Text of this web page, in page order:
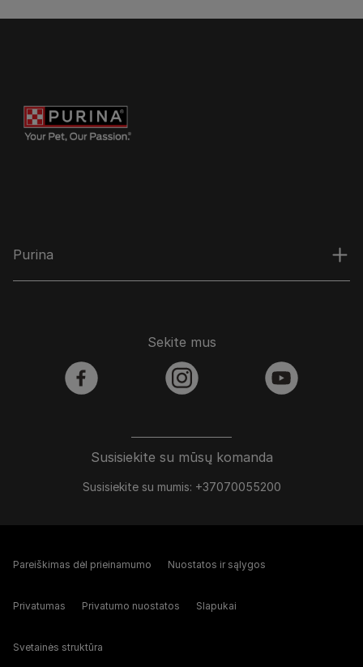
Purina
Susisiekite su mūsų komanda
Susisiekite su mumis: +37070055200
Sekite mus
facebook instagram youtube
Pareiškimas dėl prieinamumo Nuostatos ir sąlygos
Privatumas Privatumo nuostatos Slapukai
Svetainės struktūra